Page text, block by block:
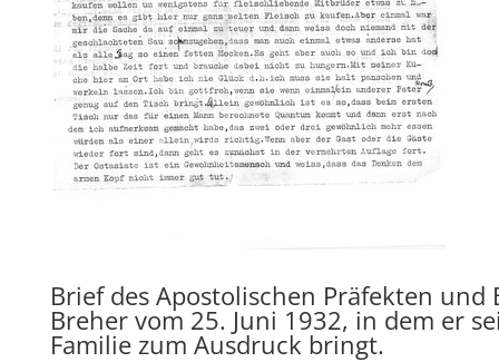
Brief des Apostolischen Präfekten und
Breher vom 25. Juni 1932, in dem er
Familie zum Ausdruck bringt.